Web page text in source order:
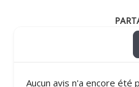
Aucun avis n'a encore été